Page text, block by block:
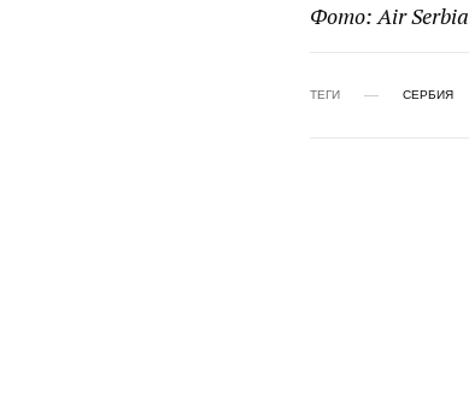
Фото: Air Serbia
ТЕГИ СЕРБИЯ